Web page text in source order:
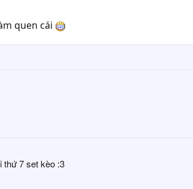
quen cái
thứ 7 set kèo :3